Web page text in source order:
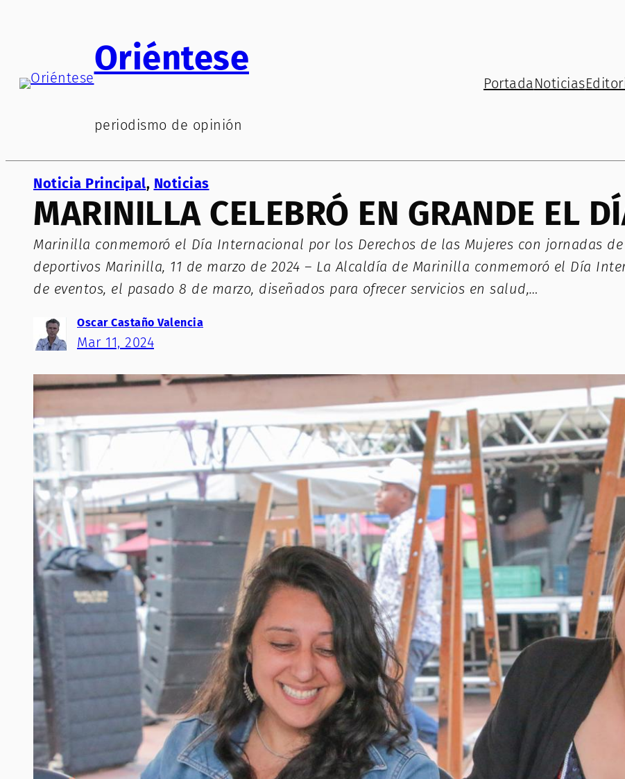
Oriéntese
periodismo de opinión
Portada Noticias
Noticia Principal, Noticias
MARINILLA CELEBRÓ EN GRANDE EL
Marinilla conmemoró el Día Internacional por los Derechos de las Mujeres con jornadas
deportivos Marinilla, 11 de marzo de 2024 – La Alcaldía de Marinilla conmemoró el Día
de eventos, el pasado 8 de marzo, diseñados para ofrecer servicios en salud,…
Oscar Castaño Valencia
Mar 11, 2024